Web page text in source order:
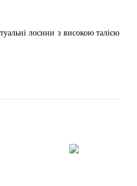
лосини з високою талією